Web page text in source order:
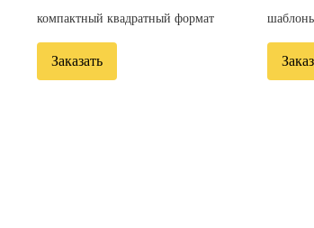
компактный квадратный формат
Заказать